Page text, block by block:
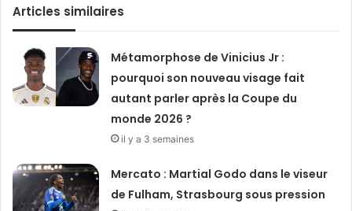
Articles similaires
Métamorphose de Vinicius Jr :
pourquoi son nouveau visage fait
autant parler après la Coupe du
monde 2026 ?
il y a 3 semaines
Mercato : Martial Godo dans le viseur
de Fulham, Strasbourg sous pression